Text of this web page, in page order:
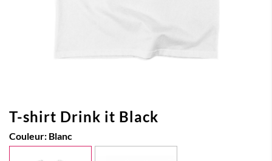
T-shirt Drink it Black
Couleur: Blanc